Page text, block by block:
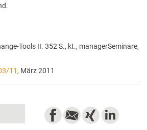
Tools II. 352 S., kt., managerSeminare,
11 , März 2011